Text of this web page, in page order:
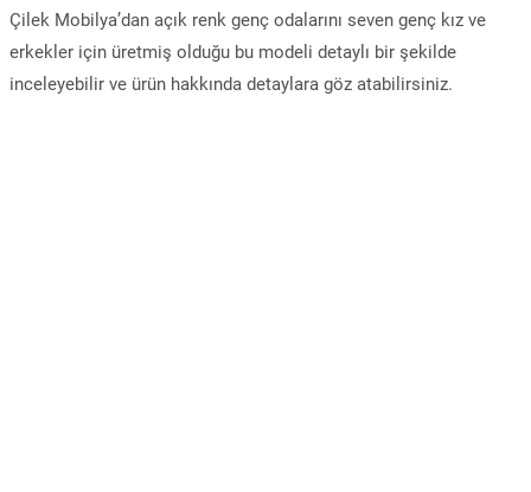
Çilek Mobilya’dan açık renk genç odalarını seven genç kız ve
erkekler için üretmiş olduğu bu modeli detaylı bir şekilde
inceleyebilir ve ürün hakkında detaylara göz atabilirsiniz.